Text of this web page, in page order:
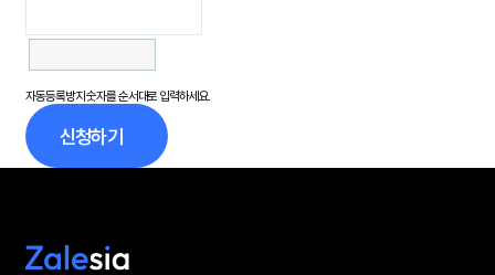
자동등록방지 숫자를 순서대로 입력하세요.
신청하기